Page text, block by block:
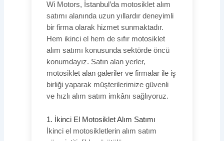
Wi Motors, İstanbul’da motosiklet alım
satımı alanında uzun yıllardır deneyimli
bir firma olarak hizmet sunmaktadır.
Hem ikinci el hem de sıfır motosiklet
alım satımı konusunda sektörde öncü
konumdayız. Satın alan yerler,
motosiklet alan galeriler ve firmalar ile iş
birliği yaparak müşterilerimize güvenli
ve hızlı alım satım imkânı sağlıyoruz.
1. İkinci El Motosiklet Alım Satımı
İkinci el motosikletlerin alım satım